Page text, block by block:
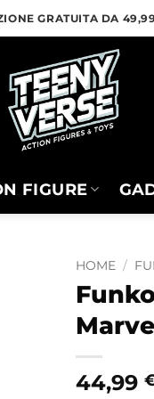
GRATUITA DA
FIGURE
HOME /
44,99